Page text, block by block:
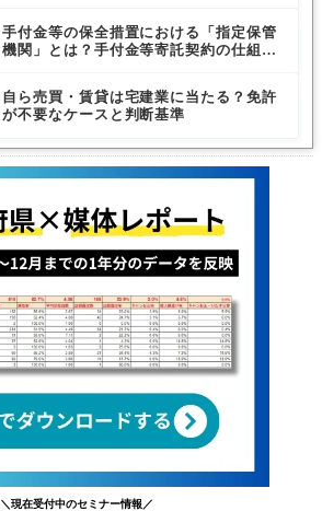
手付金等の保全措置における「指定保管
機関」とは？手付金等寄託契約の仕組み
自ら売買・賃貸は宅建業に当たる？免許
が不要なケースと判断基準
＼現在受付中のセミナー情報／